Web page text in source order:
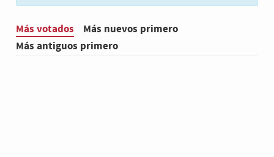
Más votados
Más nuevos primero
Más antiguos primero